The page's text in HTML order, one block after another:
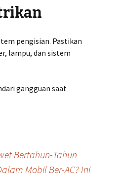
pengisian. Pastikan
lampu, dan sistem
gangguan saat
Bertahun-Tahun
Mobil Ber-AC? Ini